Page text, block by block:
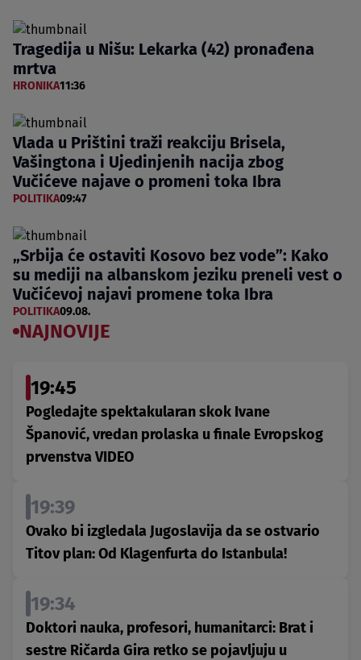
Tragedija u Nišu: Lekarka (42) pronađena
mrtva
HRONIKA11:36
Vlada u Prištini traži reakciju Brisela,
Vašingtona i Ujedinjenih nacija zbog
Vučićeve najave o promeni toka Ibra
POLITIKA09:47
„Srbija će ostaviti Kosovo bez vode”: Kako
su mediji na albanskom jeziku preneli vest o
Vučićevoj najavi promene toka Ibra
POLITIKA09.08.
NAJNOVIJE
19:45
Pogledajte spektakularan skok Ivane
Španović, vredan prolaska u finale Evropskog
prvenstva VIDEO
19:39
Ovako bi izgledala Jugoslavija da se ostvario
Titov plan: Od Klagenfurta do Istanbula!
19:34
Doktori nauka, profesori, humanitarci: Brat i
sestre Ričarda Gira retko se pojavljuju u